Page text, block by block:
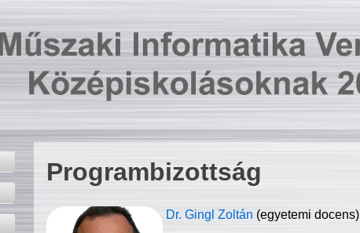
Programbizottság
Dr. Gingl Zoltán (egyetemi docens)